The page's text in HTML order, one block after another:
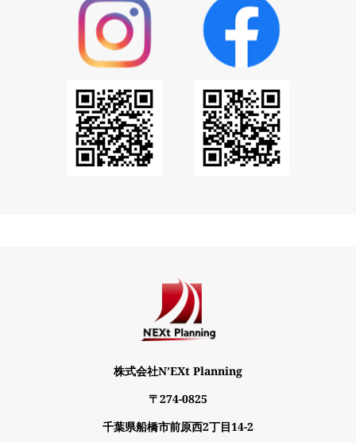
株式会社N’EXt Planning
〒274-0825
千葉県船橋市前原西2丁目14-2